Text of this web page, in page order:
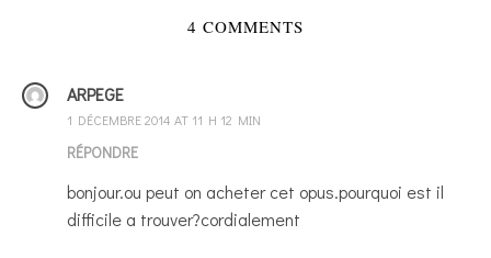
4 COMMENTS
ARPEGE
1 DÉCEMBRE 2014 AT 11 H 12 MIN
RÉPONDRE
bonjour.ou peut on acheter cet opus.pourquoi est il
difficile a trouver?cordialement